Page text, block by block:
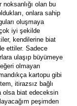
olan bu
onlara sahip
oluşmaya
iyi şekilde
kendilerine biat
ettiler. Sadece
ulaşıp büyümeye
olmayan
kartopu gibi
itirazsız bağlı
olsa biat edeceksin
peşimden